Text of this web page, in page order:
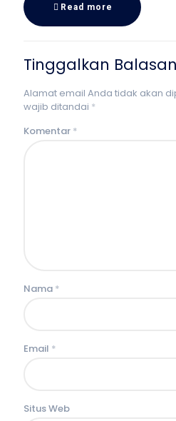
Read more
Tinggalkan Balasan
Alamat email Anda tidak akan
wajib ditandai *
Komentar *
Nama *
Email *
Situs Web